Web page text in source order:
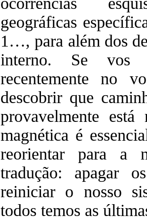
geográficas
1…, para além dos
interno. Se vos
recentemente no
descobrir que
provavelmente está
magnética é
reorientar para
tradução: apagar
reiniciar o nosso
todos temos as